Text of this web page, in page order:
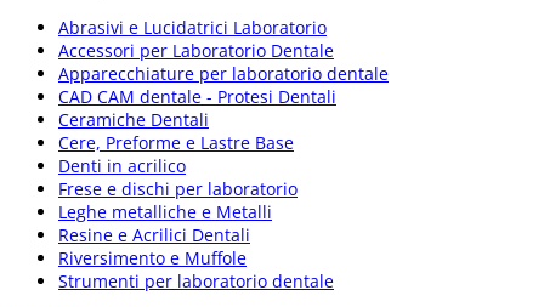
Abrasivi e Lucidatrici Laboratorio
Accessori per Laboratorio Dentale
Apparecchiature per laboratorio dentale
CAD CAM dentale - Protesi Dentali
Ceramiche Dentali
Cere, Preforme e Lastre Base
Denti in acrilico
Frese e dischi per laboratorio
Leghe metalliche e Metalli
Resine e Acrilici Dentali
Riversimento e Muffole
Strumenti per laboratorio dentale